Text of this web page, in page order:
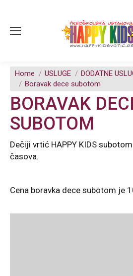
You are here:
Home USLUGE
DODATNE
Boravak dece subotom
BORAVAK
SUBOTOM
Dečiji vrtić HAPPY KIDS
časova.
Cena boravka dece subotom je